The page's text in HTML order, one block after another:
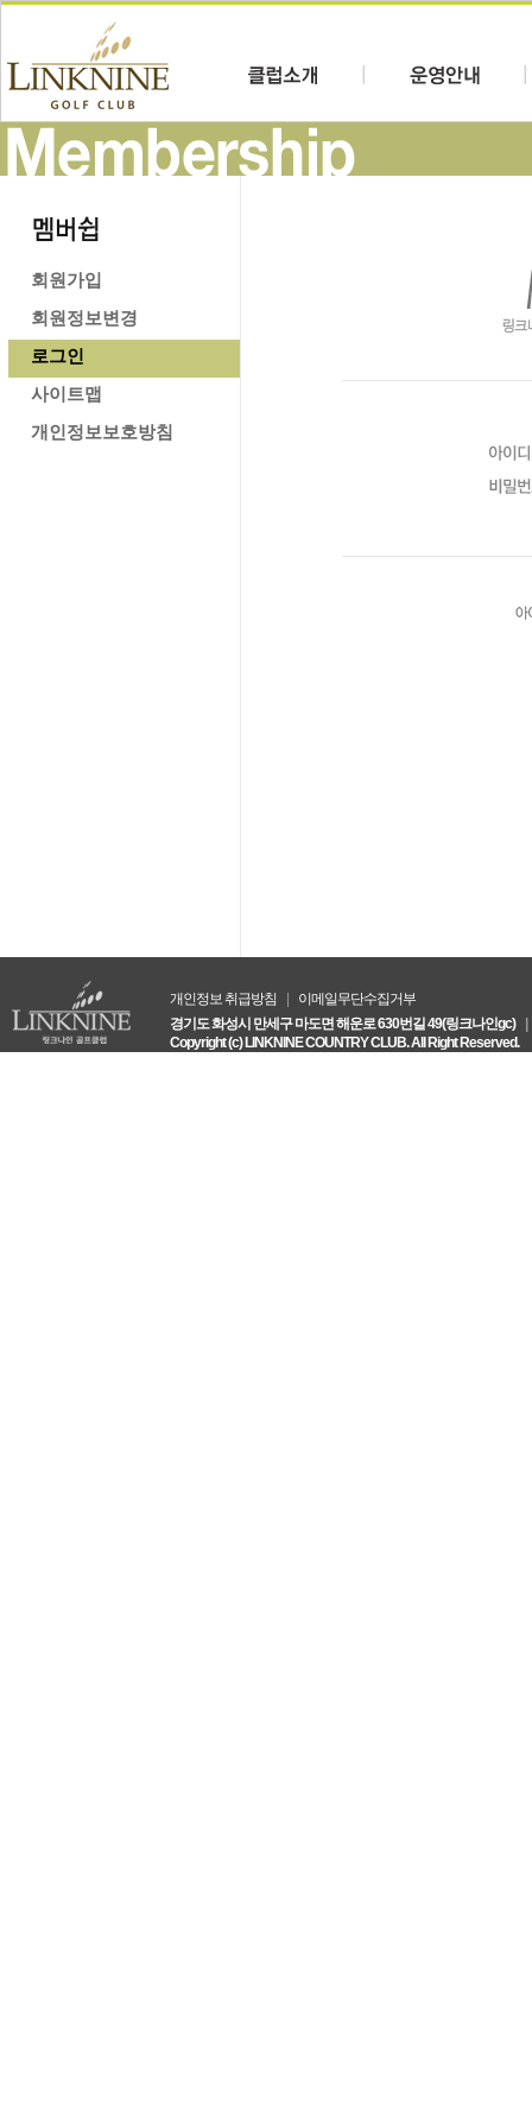
회원가입
회원정보변경
로그인
사이트맵
개인정보보호방침
개인정보 취급방침
이메일무단수집거부
경기도 화성시 만세구 마도면 해운로 630번길 49(링크나인gc)
Copyright (c) LINKNINE COUNTRY CLUB. All Right Reserved.